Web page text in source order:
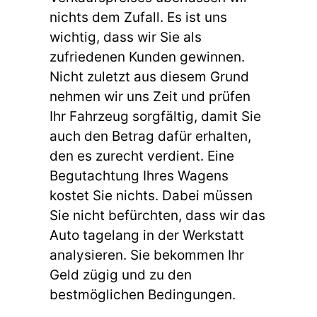
nichts dem Zufall. Es ist uns
wichtig, dass wir Sie als
zufriedenen Kunden gewinnen.
Nicht zuletzt aus diesem Grund
nehmen wir uns Zeit und prüfen
Ihr Fahrzeug sorgfältig, damit Sie
auch den Betrag dafür erhalten,
den es zurecht verdient. Eine
Begutachtung Ihres Wagens
kostet Sie nichts. Dabei müssen
Sie nicht befürchten, dass wir das
Auto tagelang in der Werkstatt
analysieren. Sie bekommen Ihr
Geld zügig und zu den
bestmöglichen Bedingungen.